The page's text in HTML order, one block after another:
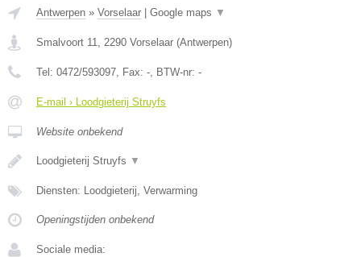
Antwerpen » Vorselaar Google maps ▼
Smalvoort 11, 2290 Vorselaar (Antwerpen)
Tel: 0472/593097, Fax: -, BTW-nr: -
E-mail › Loodgieterij Struyfs
Website onbekend
Loodgieterij Struyfs ▼
Diensten: Loodgieterij, Verwarming
Openingstijden onbekend
Sociale media: